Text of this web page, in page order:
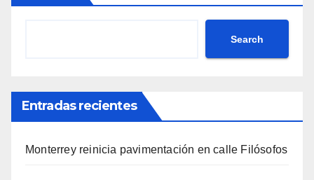
Search
Entradas recientes
Monterrey reinicia pavimentación en calle Filósofos